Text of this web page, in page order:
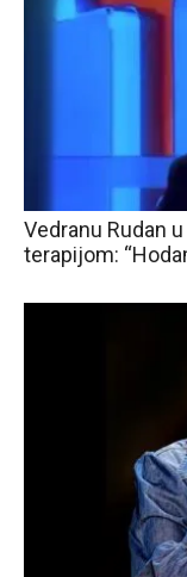
Vedranu Rudan
terapijom: